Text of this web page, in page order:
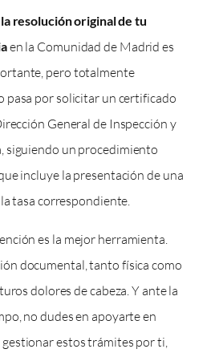
resolución original de tu
en la Comunidad de Madrid es
pero totalmente
pasa por solicitar un certificado
General de Inspección y
siguiendo un procedimiento
incluye la presentación de una
tasa correspondiente.
es la mejor herramienta.
documental, tanto física como
dolores de cabeza. Y ante la
no dudes en apoyarte en
estos trámites por ti,